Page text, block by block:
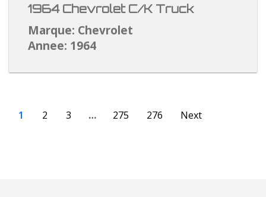
1964 Chevrolet C/K Truck
Marque: Chevrolet
Annee: 1964
1 2 3 … 275 276 Next